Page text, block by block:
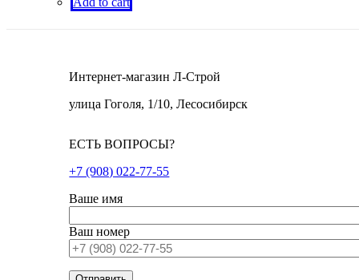
Интернет-магазин Л-Строй
улица Гоголя, 1/10, Лесосибирск
ЕСТЬ ВОПРОСЫ?
+7 (908) 022-77-55
Ваше имя
Ваш номер